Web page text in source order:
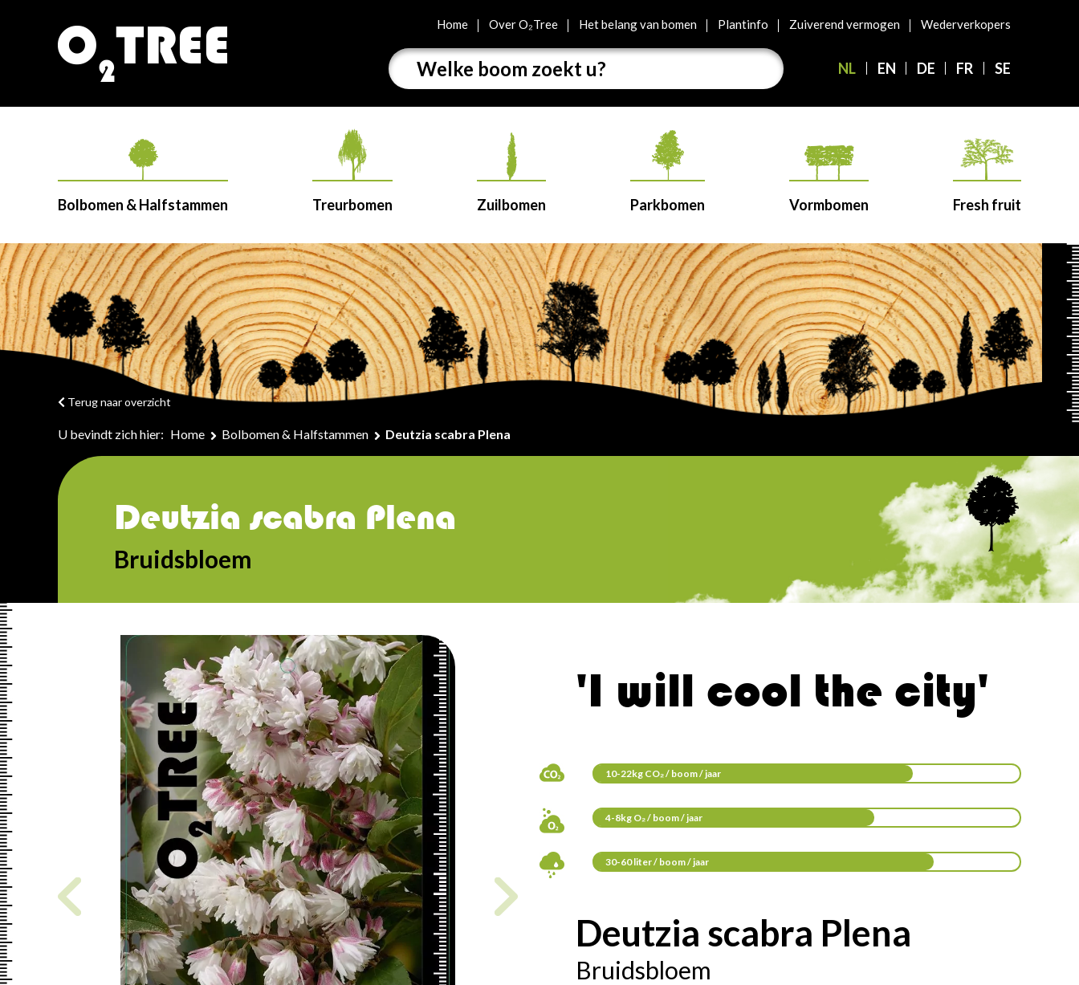
Home Over O₂Tree Het belang van bomen Plantinfo Zuiverend vermogen Wederverkopers
NL EN DE FR SE
Bolbomen & Halfstammen Treurbomen Zuilbomen Parkbomen Vormbomen Fresh fruit
U bevindt zich hier: Home Bolbomen & Halfstammen Deutzia scabra Plena
Terug naar overzicht
Deutzia scabra Plena
Bruidsbloem
'I will cool the city'
10-22kg CO₂ / boom / jaar
4-8kg O₂ / boom / jaar
30-60 liter / boom / jaar
Deutzia scabra Plena
Bruidsbloem